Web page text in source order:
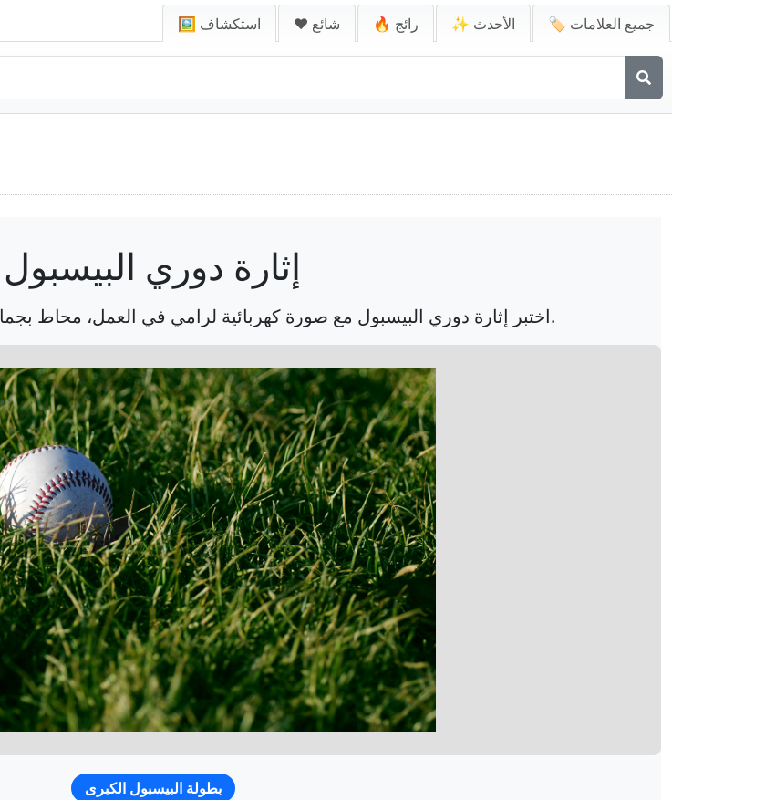
🖼️ استكشاف ❤️ شائع 🔥 رائج ✨ الأحدث 🏷️ جميع العلامات
إثارة دوري البيسبول
اختبر إثارة دوري البيسبول مع صورة كهربائية لرامي في العمل، محاط بجماهير متحمسة وأضواء استاد درامية.
بطولة البيسبول الكبرى